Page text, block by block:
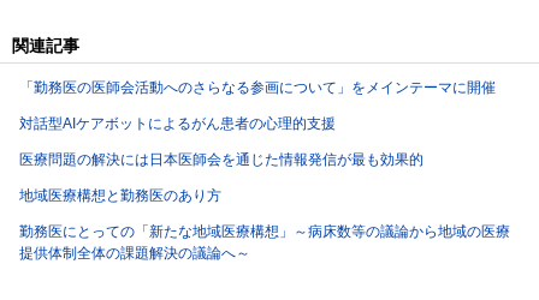
関連記事
「勤務医の医師会活動へのさらなる参画について」をメインテーマに開催
対話型AIケアボットによるがん患者の心理的支援
医療問題の解決には日本医師会を通じた情報発信が最も効果的
地域医療構想と勤務医のあり方
勤務医にとっての「新たな地域医療構想」～病床数等の議論から地域の医療
提供体制全体の課題解決の議論へ～